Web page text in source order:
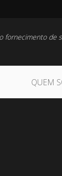
fornecimento de
QUEM